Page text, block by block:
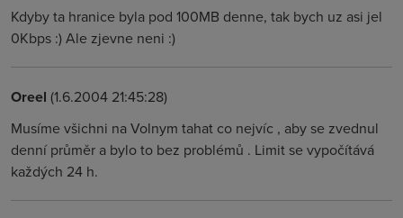
Kdyby ta hranice byla pod 100MB denne, tak bych uz asi jel
0Kbps :) Ale zjevne neni :)
Oreel (1.6.2004 21:45:28)
Musíme všichni na Volnym tahat co nejvíc , aby se zvednul
denní průměr a bylo to bez problémů . Limit se vypočítává
každých 24 h.